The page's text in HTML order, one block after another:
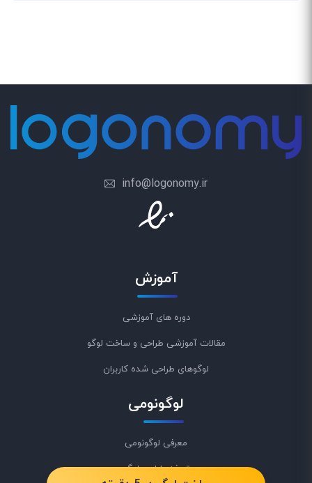
info@logonomy.ir
آموزش
دوره های آموزشی
مقالات آموزشی طراحی و ساخت لوگو
لوگوهای طراحی شده کاربران
لوگونومی
معرفی لوگونومی
تعرفه طراحی لوگو